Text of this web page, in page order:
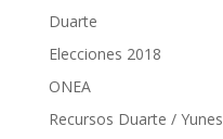
Duarte
Elecciones 2018
ONEA
Recursos Duarte / Yunes